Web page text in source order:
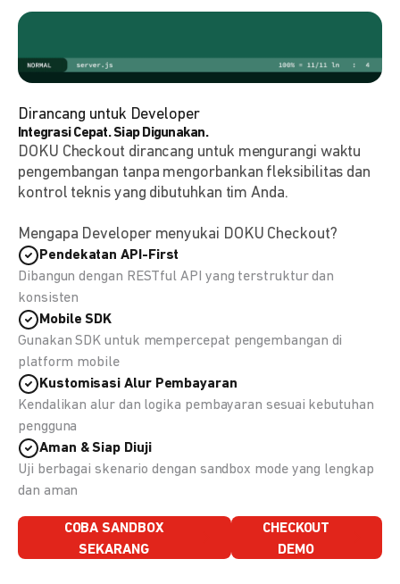
Dirancang untuk Developer
Integrasi Cepat. Siap Digunakan.
DOKU Checkout dirancang untuk mengurangi waktu
pengembangan tanpa mengorbankan fleksibilitas dan
kontrol teknis yang dibutuhkan tim Anda.
Mengapa Developer menyukai DOKU Checkout?
Pendekatan API-First
Dibangun dengan RESTful API yang terstruktur dan
konsisten
Mobile SDK
Gunakan SDK untuk mempercepat pengembangan di
platform mobile
Kustomisasi Alur Pembayaran
Kendalikan alur dan logika pembayaran sesuai kebutuhan
pengguna
Aman & Siap Diuji
Uji berbagai skenario dengan sandbox mode yang lengkap
dan aman
COBA SANDBOX
SEKARANG
CHECKOUT
DEMO